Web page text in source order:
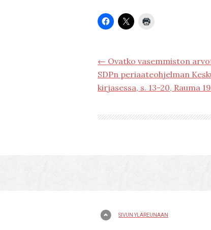
← Ovatko vasemmiston
SDPn periaateohjelman
kirjasessa, s. 13-20, Rauma
SIVUN YLÄREUNAAN